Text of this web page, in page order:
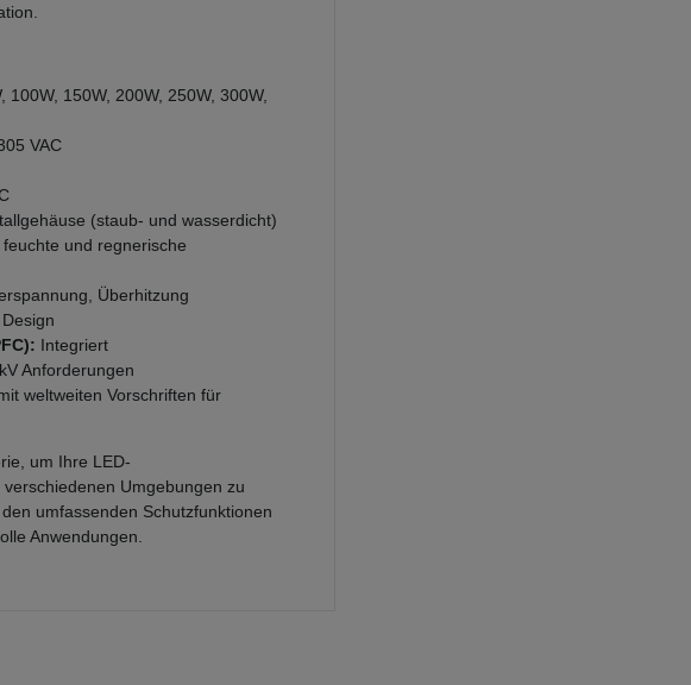
100W, 150W, 200W, 250W, 300W,
VAC
(staub- und wasserdicht)
und regnerische
Überhitzung
Integriert
Anforderungen
weltweiten Vorschriften für
um Ihre LED-
Umgebungen zu
umfassenden Schutzfunktionen
Anwendungen.